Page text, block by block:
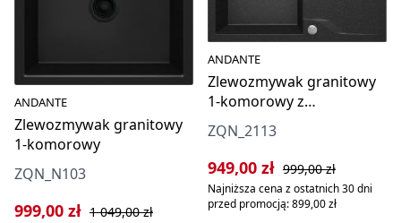
ANDANTE
Zlewozmywak granitowy
1-komorowy
ZQN_N103
Cena sprzedaży:
999,00 zł Cena regularna:
1 049,00 zł
ANDANTE
Zlewozmywak granitowy
1-komorowy z
ociekaczem
ZQN_2113
Cena sprzedaży:
949,00 zł Cena regularna:
999,00 zł
Najniższa cena z ostatnich 30 dni
przed promocją: 899,00 zł